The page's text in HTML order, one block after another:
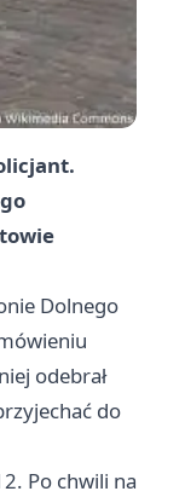
Dolnego
odebrał
do
Po chwili na